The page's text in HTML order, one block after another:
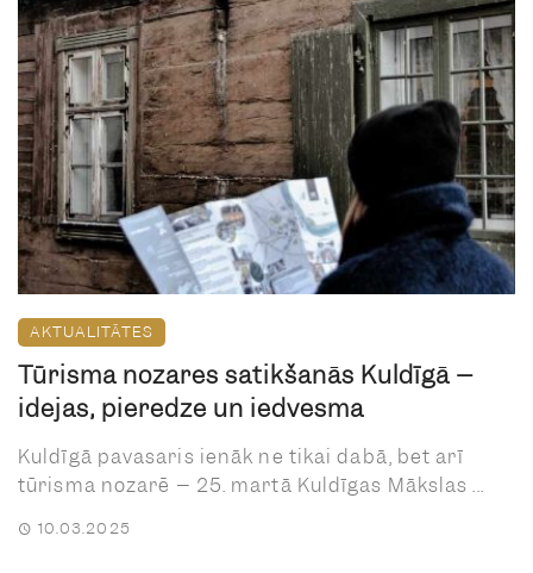
AKTUALITĀTES
Tūrisma nozares satikšanās Kuldīgā –
idejas, pieredze un iedvesma
Kuldīgā pavasaris ienāk ne tikai dabā, bet arī
tūrisma nozarē – 25. martā Kuldīgas Mākslas ...
10.03.2025